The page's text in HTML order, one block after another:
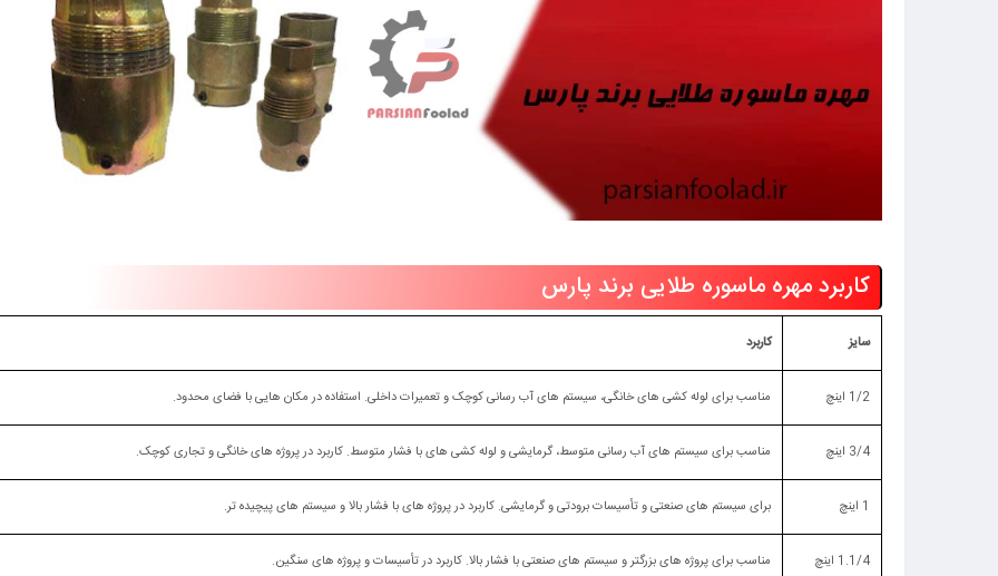
کاربرد مهره ماسوره طلایی برند پارس
سایز کاربرد
1/2 اینچ مناسب برای لوله‌ کشی‌ های خانگی، سیستم‌ های آب‌ رسانی کوچک و تعمیرات داخلی. استفاده در مکان‌ هایی با فضای محدود.
3/4 اینچ مناسب برای سیستم‌ های آب‌ رسانی متوسط، گرمایشی و لوله‌ کشی‌ های با فشار متوسط. کاربرد در پروژه‌ های خانگی و تجاری کوچک.
1 اینچ برای سیستم‌ های صنعتی و تأسیسات برودتی و گرمایشی. کاربرد در پروژه‌ های با فشار بالا و سیستم‌ های پیچیده‌ تر.
1.1/4 اینچ مناسب برای پروژه‌ های بزرگتر و سیستم‌ های صنعتی با فشار بالا. کاربرد در تأسیسات و پروژه‌ های سنگین.